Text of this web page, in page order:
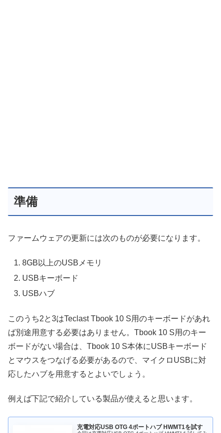
準備
ファームウェアの更新には次のものが必要になります。
8GB以上のUSBメモリ
USBキーボード
USBハブ
このうち2と3はTeclast Tbook 10 S用のキーボードがあれ
ば別途用意する必要はありません。Tbook 10 S用のキー
ボードがない場合は、Tbook 10 S本体にUSBキーボード
とマウスをつなげる必要があるので、マイクロUSBに対
応したハブを用意するとよいでしょう。
例えば下記で紹介している製品が使えると思います。
充電対応USB OTG 4ポートハブ HWMT1を試す